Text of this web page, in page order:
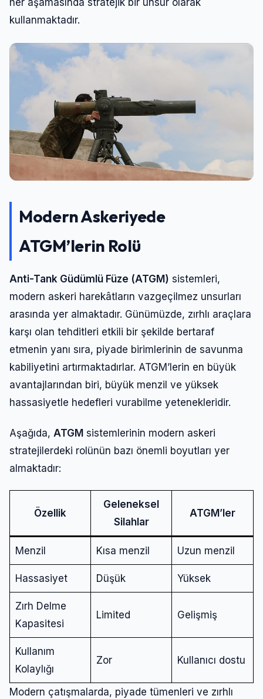
kullanmaktadır.
Modern Askeriyede
ATGM’lerin Rolü
Anti-Tank Güdümlü Füze (ATGM) sistemleri,
modern askeri harekâtların vazgeçilmez unsurları
arasında yer almaktadır. Günümüzde, zırhlı araçlara
karşı olan tehditleri etkili bir şekilde bertaraf
etmenin yanı sıra, piyade birimlerinin de savunma
kabiliyetini artırmaktadırlar. ATGM’lerin en büyük
avantajlarından biri, büyük menzil ve yüksek
hassasiyetle hedefleri vurabilme yetenekleridir.
Aşağıda, ATGM sistemlerinin modern askeri
stratejilerdeki rolünün bazı önemli boyutları yer
almaktadır:
Özellik
Geleneksel
Silahlar
ATGM’ler
Menzil Kısa menzil Uzun menzil
Hassasiyet Düşük Yüksek
Zırh Delme
Kapasitesi
Limited Gelişmiş
Kullanım
Kolaylığı
Zor Kullanıcı dostu
Modern çatışmalarda, piyade tümenleri ve zırhlı
Şifre
Beni Hatırla